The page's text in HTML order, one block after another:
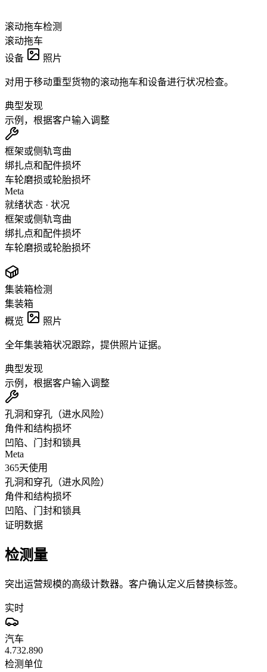
滚动拖车检测
滚动拖车
设备
照片
对用于移动重型货物的滚动拖车和设备进行状况检查。
典型发现
示例，根据客户输入调整
框架或侧轨弯曲
绑扎点和配件损坏
车轮磨损或轮胎损坏
Meta
就绪状态 · 状况
框架或侧轨弯曲
绑扎点和配件损坏
车轮磨损或轮胎损坏
集装箱检测
集装箱
概览
照片
全年集装箱状况跟踪，提供照片证据。
典型发现
示例，根据客户输入调整
孔洞和穿孔（进水风险）
角件和结构损坏
凹陷、门封和锁具
Meta
365天使用
孔洞和穿孔（进水风险）
角件和结构损坏
凹陷、门封和锁具
证明数据
检测量
突出运营规模的高级计数器。客户确认定义后替换标签。
实时
汽车
4.732.890
检测单位